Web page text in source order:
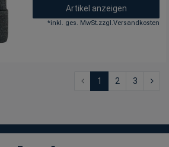
Artikel anzeigen
*inkl. ges. MwSt.zzgl.Versandkosten
1 2 3